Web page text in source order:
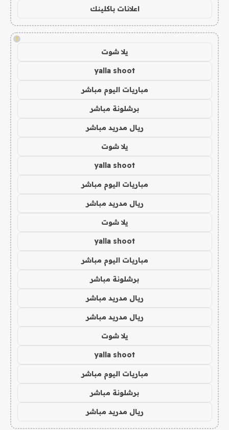
اعلانات باكلينك
!
يلا شوت
yalla shoot
مباريات اليوم مباشر
برشلونة مباشر
ريال مدريد مباشر
يلا شوت
yalla shoot
مباريات اليوم مباشر
ريال مدريد مباشر
يلا شوت
yalla shoot
مباريات اليوم مباشر
برشلونة مباشر
ريال مدريد مباشر
ريال مدريد مباشر
يلا شوت
yalla shoot
مباريات اليوم مباشر
برشلونة مباشر
ريال مدريد مباشر